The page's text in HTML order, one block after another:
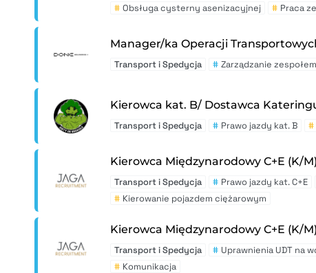
# Obsługa cysterny asenizacyjnej # Praca
Manager/ka Operacji
Transport i Spedycja # Zarządzanie zespołem
Kierowca kat. B/ Dostawca
Transport i Spedycja # Prawo jazdy kat. B #
Kierowca Międzynarodowy C+E (K/
Transport i Spedycja # Prawo jazdy kat. C+E
# Kierowanie pojazdem ciężarowym
Kierowca Międzynarodowy C+E (K/
Transport i Spedycja # Uprawnienia UDT na
# Komunikacja